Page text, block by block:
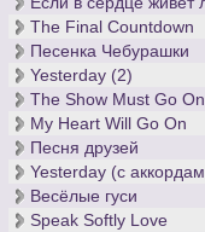
The Final Countdown
Песенка Чебурашки
Yesterday (2)
The Show Must Go On
My Heart Will Go On
Песня друзей
Yesterday (с
Весёлые гуси
Speak Softly Love